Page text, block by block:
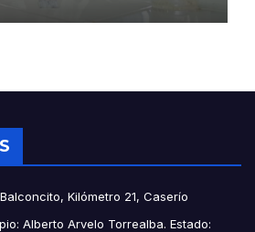
Kilómetro 21, Caserío
Alberto Arvelo Torrealba. Estado: